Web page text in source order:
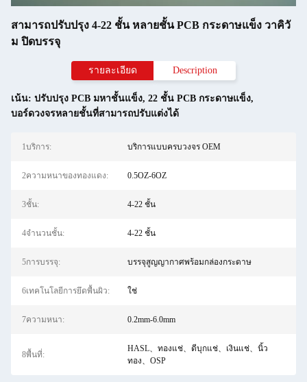
สามารถปรับปรุง 4-22 ชั้น หลายชั้น PCB กระดาษแข็ง วาคิวั
ม ปิดบรรจุ
รายละเอียด Description
เน้น: ปรับปรุง PCB มหาชั้นแข็ง, 22 ชั้น PCB กระดาษแข็ง,
บอร์ดวงจรหลายชั้นที่สามารถปรับแต่งได้
1บริการ: บริการแบบครบวงจร OEM
2ความหนาของทองแดง: 0.5OZ-6OZ
3ชั้น: 4-22 ชั้น
4จำนวนชั้น: 4-22 ชั้น
5การบรรจุ: บรรจุสูญญากาศพร้อมกล่องกระดาษ
6เทคโนโลยีการยึดพื้นผิว: ใช่
7ความหนา: 0.2mm-6.0mm
8พื้นที่:
HASL、ทองแช่、ดีบุกแช่、เงินแช่、นิ้ว
ทอง、OSP